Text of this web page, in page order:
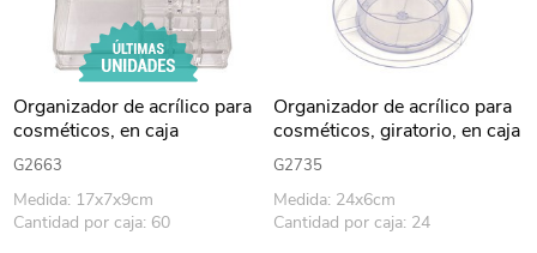
Organizador de acrílico para
cosméticos, en caja
G2663
Medida: 17x7x9cm
Cantidad por caja: 60
Organizador de acrílico para
cosméticos, giratorio, en caja
G2735
Medida: 24x6cm
Cantidad por caja: 24